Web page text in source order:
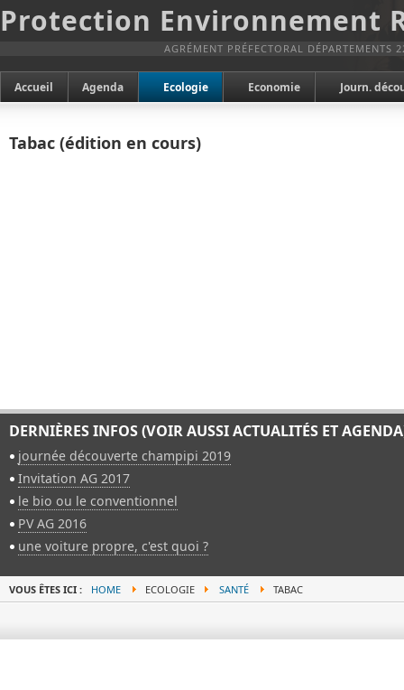
Protection Environnement
AGRÉMENT PRÉFECTORAL DÉPARTEMENTS
Accueil Agenda Ecologie Economie Journ.
Tabac (édition en cours)
DERNIÈRES INFOS (VOIR AUSSI ACTUALITÉS ET
journée découverte champipi 2019
Invitation AG 2017
le bio ou le conventionnel
PV AG 2016
une voiture propre, c'est quoi ?
VOUS ÊTES ICI : HOME ECOLOGIE SANTÉ TABAC